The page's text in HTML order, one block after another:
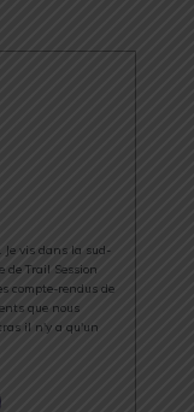
Je vis dans la sud-
de Trail Session
compte-rendus de
que nous
il n'y a qu'un